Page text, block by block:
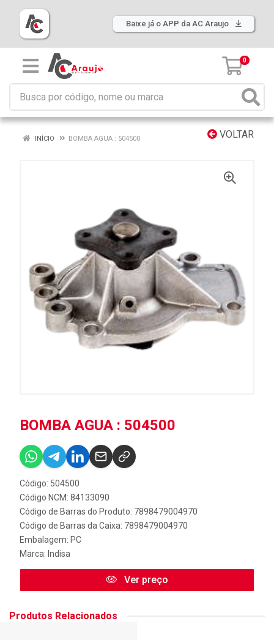
Baixe já o APP da AC Araujo
0
VOLTAR
INÍCIO BOMBA AGUA : 504500
BOMBA AGUA : 504500
Código: 504500
Código NCM: 84133090
Código de Barras do Produto: 7898479004970
Código de Barras da Caixa: 7898479004970
Embalagem: PC
Marca: Indisa
Ver preço
Produtos Relacionados